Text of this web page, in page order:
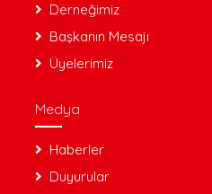
Derneğimiz
Başkanın Mesajı
Üyelerimiz
Medya
Haberler
Duyurular